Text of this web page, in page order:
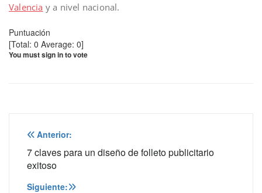
Valencia y a nivel nacional.
Puntuación
[Total: 0 Average: 0]
You must sign in to vote
Navegación
de
entradas
Anterior:
7 claves para un diseño de folleto publicitario
exitoso
Siguiente: